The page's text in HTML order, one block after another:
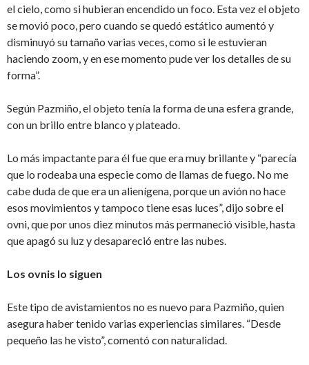
el cielo, como si hubieran encendido un foco. Esta vez el objeto
se movió poco, pero cuando se quedó estático aumentó y
disminuyó su tamaño varias veces, como si le estuvieran
haciendo zoom, y en ese momento pude ver los detalles de su
forma”.
Según Pazmiño, el objeto tenía la forma de una esfera grande,
con un brillo entre blanco y plateado.
Lo más impactante para él fue que era muy brillante y “parecía
que lo rodeaba una especie como de llamas de fuego. No me
cabe duda de que era un alienígena, porque un avión no hace
esos movimientos y tampoco tiene esas luces”, dijo sobre el
ovni, que por unos diez minutos más permaneció visible, hasta
que apagó su luz y desapareció entre las nubes.
Los ovnis lo siguen
Este tipo de avistamientos no es nuevo para Pazmiño, quien
asegura haber tenido varias experiencias similares. “Desde
pequeño las he visto”, comentó con naturalidad.